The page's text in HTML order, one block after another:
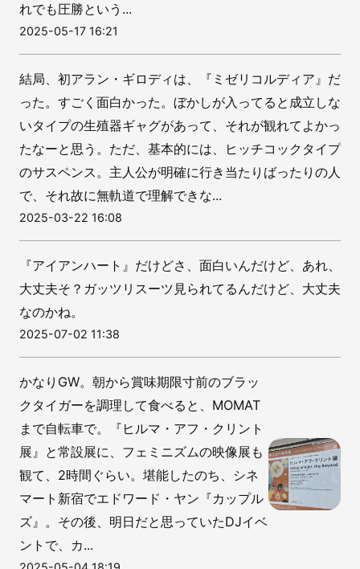
れでも圧勝という...
2025-05-17 16:21
結局、初アラン・ギロディは、『ミゼリコルディア』だ
った。すごく面白かった。ぼかしが入ってると成立しな
いタイプの生殖器ギャグがあって、それが観れてよかっ
たなーと思う。ただ、基本的には、ヒッチコックタイプ
のサスペンス。主人公が明確に行き当たりばったりの人
で、それ故に無軌道で理解できな...
2025-03-22 16:08
『アイアンハート』だけどさ、面白いんだけど、あれ、
大丈夫そ？ガッツリスーツ見られてるんだけど、大丈夫
なのかね。
2025-07-02 11:38
かなりGW。朝から賞味期限寸前のブラッ
クタイガーを調理して食べると、MOMAT
まで自転車で。『ヒルマ・アフ・クリント
展』と常設展に、フェミニズムの映像展も
観て、2時間ぐらい。堪能したのち、シネ
マート新宿でエドワード・ヤン『カップル
ズ』。その後、明日だと思っていたDJイベ
ントで、カ...